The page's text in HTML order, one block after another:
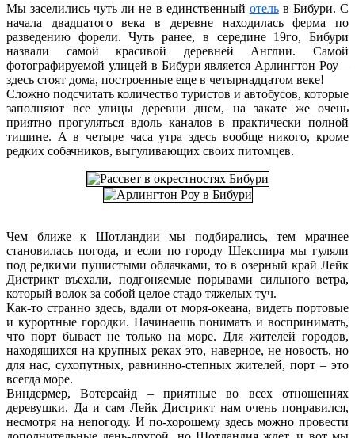
Мы заселились чуть ли не в единственный отельв Бибури. С
начала двадцатого века в деревне находилась ферма по
разведению форели. Чуть ранее, в середине 19го, Бибури
назвали самой красивой деревней Англии. Самой
фотографируемой улицей в Бибури является Арлингтон Роу –
здесь стоят дома, построенные еще в четырнадцатом веке!
Сложно подсчитать количество туристов и автобусов, которые
заполняют все улицы деревни днем, на закате же очень
приятно прогуляться вдоль каналов в практически полной
тишине. А в четыре часа утра здесь вообще никого, кроме
редких собачников, выгуливающих своих питомцев.
Чем ближе к Шотландии мы подбирались, тем мрачнее
становилась погода, и если по городу Шекспира мы гуляли
под редкими пушистыми облачками, то в озерный край Лейк
Дистрикт въехали, подгоняемые порывами сильного ветра,
который волок за собой целое стадо тяжелых туч.
Как-то странно здесь, вдали от моря-океана, видеть портовые
и курортные городки. Начинаешь понимать и воспринимать,
что порт бывает не только на море. Для жителей городов,
находящихся на крупных реках это, наверное, не новость, но
для нас, сухопутных, равнинно-степных жителей, порт – это
всегда море.
Виндермер, Вотерсайд – приятные во всех отношениях
деревушки. Да и сам Лейк Дистрикт нам очень понравился,
несмотря на непогоду. И по-хорошему здесь можно провести